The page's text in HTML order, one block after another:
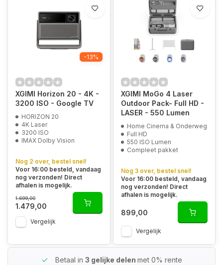
-13%
XGIMI Horizon 20 - 4K -
3200 ISO - Google TV
HORIZON 20
4K Laser
3200 ISO
IMAX Dolby Vision
Nog 2 over, bestel snel!
Voor 16:00 besteld, vandaag
nog verzonden! Direct
afhalen is mogelijk.
1.699,00
1.479,00
Vergelijk
XGIMI MoGo 4 Laser
Outdoor Pack- Full HD -
LASER - 550 Lumen
Home Cinema & Onderweg
Full HD
550 ISO Lumen
Compleet pakket
Nog 3 over, bestel snel!
Voor 16:00 besteld, vandaag
nog verzonden! Direct
afhalen is mogelijk.
899,00
Vergelijk
Betaal in 3 gelijke delen met 0% rente